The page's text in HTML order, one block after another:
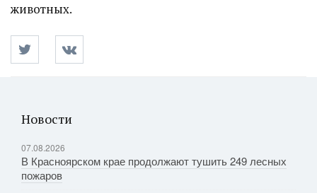
животных.
Новости
07.08.2026
В Красноярском крае продолжают тушить 249 лесных
пожаров